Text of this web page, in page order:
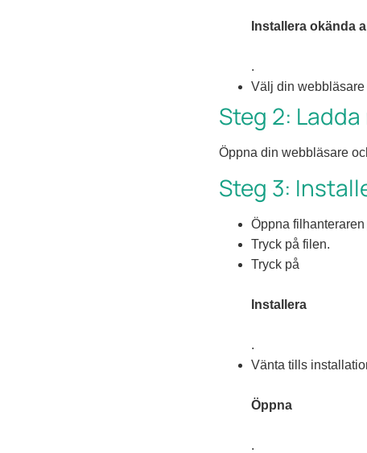
Installera okända
.
Välj din
Steg 2:
Öppna din webbläsare
Steg 3:
Öppna
Tryck på filen.
Tryck på
Installera
.
Vänta tills
Öppna
.